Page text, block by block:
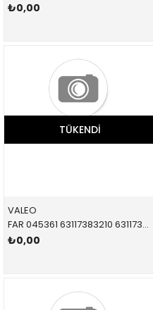
₺0,00
TÜKENDI
VALEO
FAR 045361 63117383210 63117383210 F54,F55,F56,F57 LED SAĞ 2013-
₺0,00